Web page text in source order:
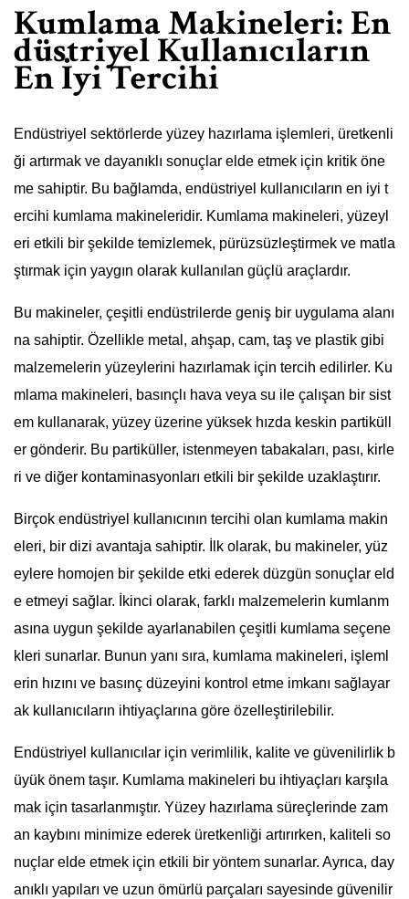
Kumlama Makineleri: En
düstriyel Kullanıcıların
En İyi Tercihi
Endüstriyel sektörlerde yüzey hazırlama işlemleri, üretkenli
ği artırmak ve dayanıklı sonuçlar elde etmek için kritik öne
me sahiptir. Bu bağlamda, endüstriyel kullanıcıların en iyi t
ercihi kumlama makineleridir. Kumlama makineleri, yüzeyl
eri etkili bir şekilde temizlemek, pürüzsüzleştirmek ve matla
ştırmak için yaygın olarak kullanılan güçlü araçlardır.
Bu makineler, çeşitli endüstrilerde geniş bir uygulama alanı
na sahiptir. Özellikle metal, ahşap, cam, taş ve plastik gibi
malzemelerin yüzeylerini hazırlamak için tercih edilirler. Ku
mlama makineleri, basınçlı hava veya su ile çalışan bir sist
em kullanarak, yüzey üzerine yüksek hızda keskin partiküll
er gönderir. Bu partiküller, istenmeyen tabakaları, pası, kirle
ri ve diğer kontaminasyonları etkili bir şekilde uzaklaştırır.
Birçok endüstriyel kullanıcının tercihi olan kumlama makin
eleri, bir dizi avantaja sahiptir. İlk olarak, bu makineler, yüz
eylere homojen bir şekilde etki ederek düzgün sonuçlar eld
e etmeyi sağlar. İkinci olarak, farklı malzemelerin kumlanm
asına uygun şekilde ayarlanabilen çeşitli kumlama seçene
kleri sunarlar. Bunun yanı sıra, kumlama makineleri, işleml
erin hızını ve basınç düzeyini kontrol etme imkanı sağlayar
ak kullanıcıların ihtiyaçlarına göre özelleştirilebilir.
Endüstriyel kullanıcılar için verimlilik, kalite ve güvenilirlik b
üyük önem taşır. Kumlama makineleri bu ihtiyaçları karşıla
mak için tasarlanmıştır. Yüzey hazırlama süreçlerinde zam
an kaybını minimize ederek üretkenliği artırırken, kaliteli so
nuçlar elde etmek için etkili bir yöntem sunarlar. Ayrıca, day
anıklı yapıları ve uzun ömürlü parçaları sayesinde güvenilir